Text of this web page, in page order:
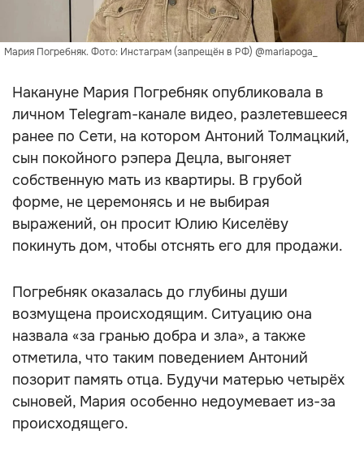
Мария Погребняк. Фото: Инстаграм (запрещён в РФ) @mariapoga_
Накануне Мария Погребняк опубликовала в
личном Telegram-канале видео, разлетевшееся
ранее по Сети, на котором Антоний Толмацкий,
сын покойного рэпера Децла, выгоняет
собственную мать из квартиры. В грубой
форме, не церемонясь и не выбирая
выражений, он просит Юлию Киселёву
покинуть дом, чтобы отснять его для продажи.
Погребняк оказалась до глубины души
возмущена происходящим. Ситуацию она
назвала «за гранью добра и зла», а также
отметила, что таким поведением Антоний
позорит память отца. Будучи матерью четырёх
сыновей, Мария особенно недоумевает из-за
происходящего.